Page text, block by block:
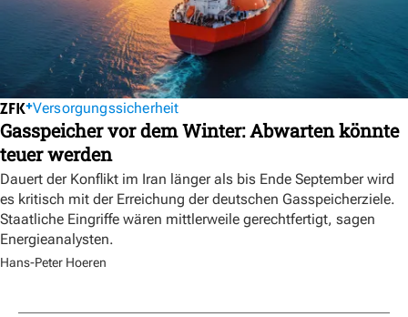
Versorgungssicherheit
Gasspeicher vor dem Winter: Abwarten könnte
teuer werden
Dauert der Konflikt im Iran länger als bis Ende September wird
es kritisch mit der Erreichung der deutschen Gasspeicherziele.
Staatliche Eingriffe wären mittlerweile gerechtfertigt, sagen
Energieanalysten.
Hans-Peter Hoeren